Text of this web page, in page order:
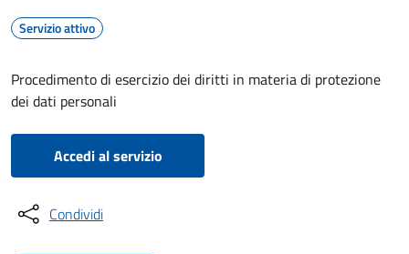
Servizio attivo
Procedimento di esercizio dei diritti in materia di protezione
dei dati personali
Accedi al servizio
Condividi